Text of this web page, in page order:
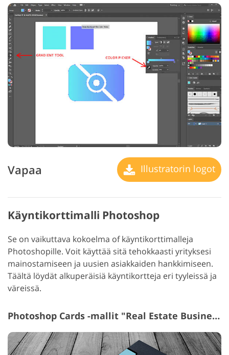
Vapaa Illustratorin logot
Käyntikorttimalli Photoshop
Se on vaikuttava kokoelma of käyntikorttimalleja
Photoshopille. Voit käyttää sitä tehokkaasti yrityksesi
mainostamiseen ja uusien asiakkaiden hankkimiseen.
Täältä löydät alkuperäisiä käyntikortteja eri tyyleissä ja
väreissä.
Photoshop Cards -mallit "Real Estate Business Cards"